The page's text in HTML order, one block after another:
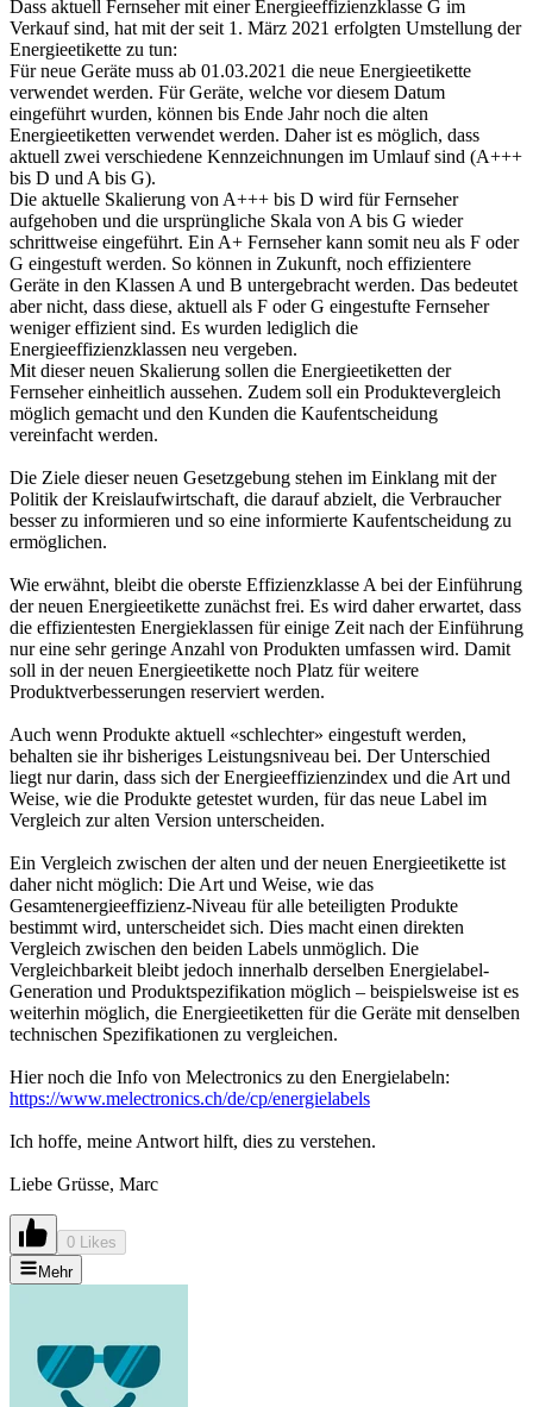
Dass aktuell Fernseher mit einer Energieeffizienzklasse G im
Verkauf sind, hat mit der seit 1. März 2021 erfolgten Umstellung der
Energieetikette zu tun:
Für neue Geräte muss ab 01.03.2021 die neue Energieetikette
verwendet werden. Für Geräte, welche vor diesem Datum
eingeführt wurden, können bis Ende Jahr noch die alten
Energieetiketten verwendet werden. Daher ist es möglich, dass
aktuell zwei verschiedene Kennzeichnungen im Umlauf sind (A+++
bis D und A bis G).
Die aktuelle Skalierung von A+++ bis D wird für Fernseher
aufgehoben und die ursprüngliche Skala von A bis G wieder
schrittweise eingeführt. Ein A+ Fernseher kann somit neu als F oder
G eingestuft werden. So können in Zukunft, noch effizientere
Geräte in den Klassen A und B untergebracht werden. Das bedeutet
aber nicht, dass diese, aktuell als F oder G eingestufte Fernseher
weniger effizient sind. Es wurden lediglich die
Energieeffizienzklassen neu vergeben.
Mit dieser neuen Skalierung sollen die Energieetiketten der
Fernseher einheitlich aussehen. Zudem soll ein Produktevergleich
möglich gemacht und den Kunden die Kaufentscheidung
vereinfacht werden.
Die Ziele dieser neuen Gesetzgebung stehen im Einklang mit der
Politik der Kreislaufwirtschaft, die darauf abzielt, die Verbraucher
besser zu informieren und so eine informierte Kaufentscheidung zu
ermöglichen.
Wie erwähnt, bleibt die oberste Effizienzklasse A bei der Einführung
der neuen Energieetikette zunächst frei. Es wird daher erwartet, dass
die effizientesten Energieklassen für einige Zeit nach der Einführung
nur eine sehr geringe Anzahl von Produkten umfassen wird. Damit
soll in der neuen Energieetikette noch Platz für weitere
Produktverbesserungen reserviert werden.
Auch wenn Produkte aktuell «schlechter» eingestuft werden,
behalten sie ihr bisheriges Leistungsniveau bei. Der Unterschied
liegt nur darin, dass sich der Energieeffizienzindex und die Art und
Weise, wie die Produkte getestet wurden, für das neue Label im
Vergleich zur alten Version unterscheiden.
Ein Vergleich zwischen der alten und der neuen Energieetikette ist
daher nicht möglich: Die Art und Weise, wie das
Gesamtenergieeffizienz-Niveau für alle beteiligten Produkte
bestimmt wird, unterscheidet sich. Dies macht einen direkten
Vergleich zwischen den beiden Labels unmöglich. Die
Vergleichbarkeit bleibt jedoch innerhalb derselben Energielabel-
Generation und Produktspezifikation möglich – beispielsweise ist es
weiterhin möglich, die Energieetiketten für die Geräte mit denselben
technischen Spezifikationen zu vergleichen.
Hier noch die Info von Melectronics zu den Energielabeln:
https://www.melectronics.ch/de/cp/energielabels
Ich hoffe, meine Antwort hilft, dies zu verstehen.
Liebe Grüsse, Marc
0 Likes
Mehr